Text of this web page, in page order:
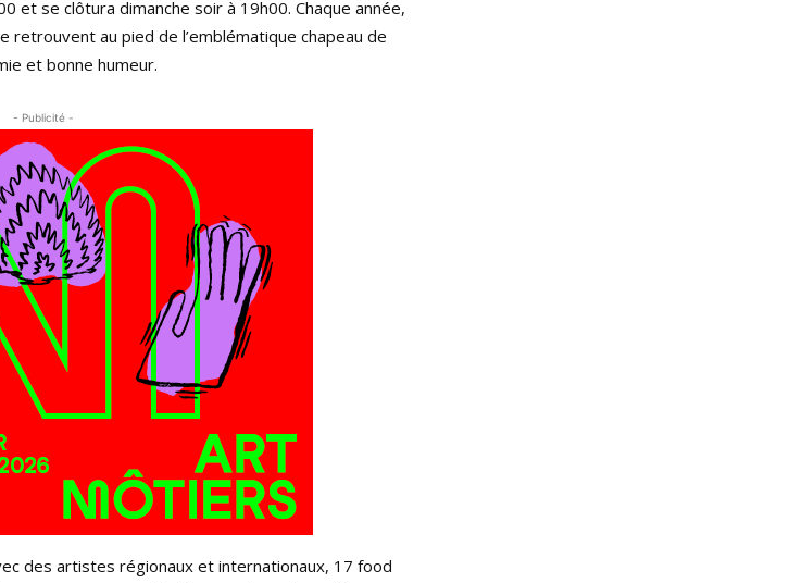
et se clôtura dimanche soir à 19h00. Chaque année,
retrouvent au pied de l’emblématique chapeau de
et bonne humeur.
- Publicité -
des artistes régionaux et internationaux, 17 food